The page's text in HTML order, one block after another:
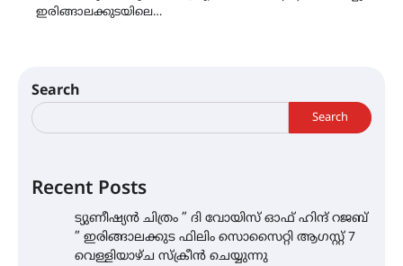
ഇരിങ്ങാലക്കുടയിലെ…
Search
Search
Recent Posts
ട്യുണീഷ്യൻ ചിത്രം ” ദി വോയിസ് ഓഫ് ഹിന്ദ് റജബ്
” ഇരിങ്ങാലക്കുട ഫിലിം സൊസൈറ്റി ആഗസ്റ്റ് 7
വെള്ളിയാഴ്ച സ്‌ക്രീൻ ചെയ്യുന്നു